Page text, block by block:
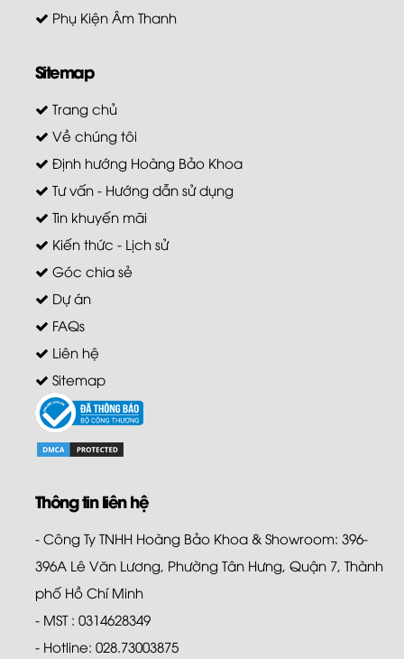
Phụ Kiện Âm Thanh
Sitemap
Trang chủ
Về chúng tôi
Định hướng Hoàng Bảo Khoa
Tư vấn - Hướng dẫn sử dụng
Tin khuyến mãi
Kiến thức - Lịch sử
Góc chia sẻ
Dự án
FAQs
Liên hệ
Sitemap
Thông tin liên hệ
- Công Ty TNHH Hoàng Bảo Khoa & Showroom: 396-
396A Lê Văn Lương, Phường Tân Hưng, Quận 7, Thành
phố Hồ Chí Minh
- MST : 0314628349
- Hotline: 028.73003875